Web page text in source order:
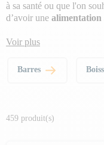
à sa santé ou que l'on
d’avoir une alimentation
Voir plus
Barres
459 produit(s)